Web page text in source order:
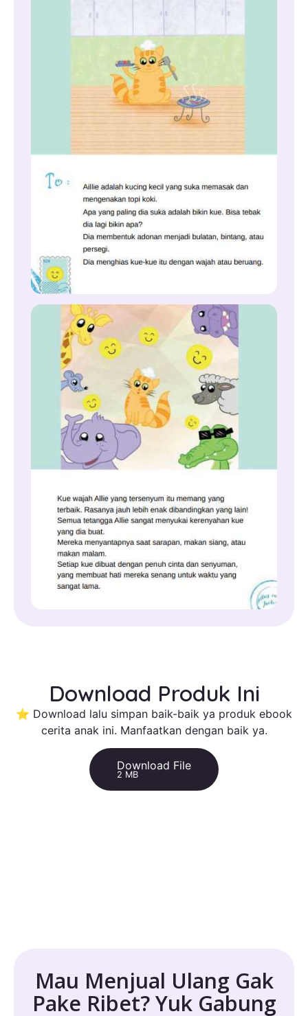
Download Produk Ini
⭐ Download lalu simpan baik-baik ya produk ebook
cerita anak ini. Manfaatkan dengan baik ya.
Download File
2 MB
Mau Menjual Ulang Gak
Pake Ribet? Yuk Gabung